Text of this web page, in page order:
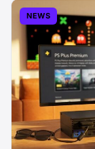
NEWS